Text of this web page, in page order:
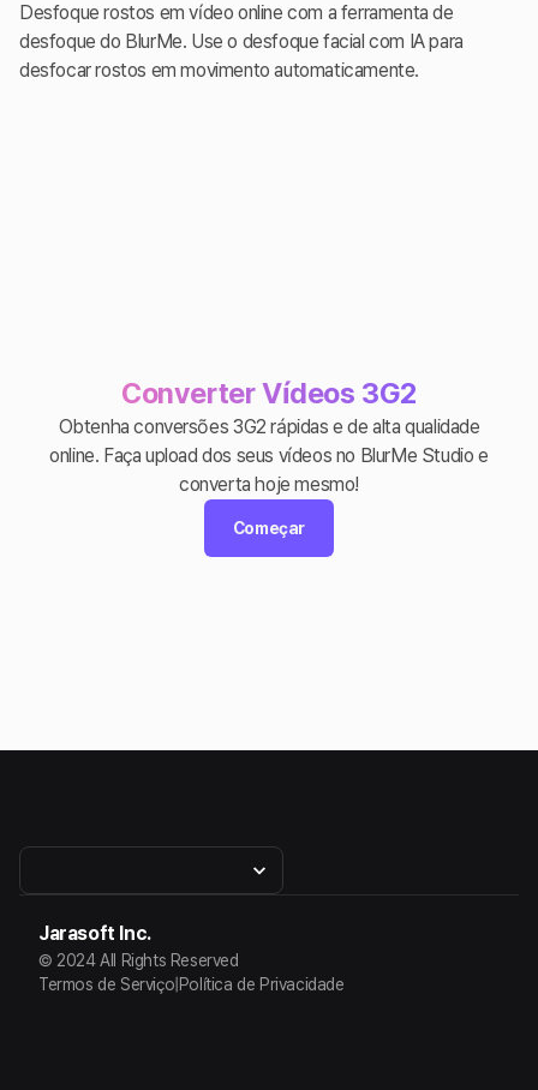
Desfoque rostos em vídeo online com a ferramenta de
desfoque do BlurMe. Use o desfoque facial com IA para
desfocar rostos em movimento automaticamente.
Converter Vídeos 3G2
Obtenha conversões 3G2 rápidas e de alta qualidade
online. Faça upload dos seus vídeos no BlurMe Studio e
converta hoje mesmo!
Começar
Jarasoft Inc.
© 2024 All Rights Reserved
Termos de Serviço Política de Privacidade